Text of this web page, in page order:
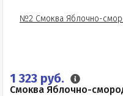
1 323 руб.
Смоква Яблочно-